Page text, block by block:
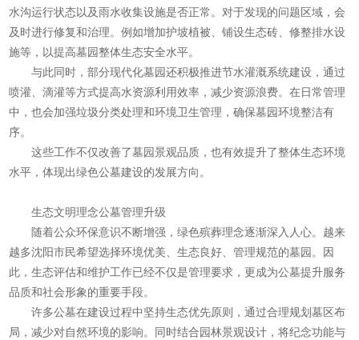
水沟运行状态以及雨水收集设施是否正常。对于发现的问题区域，会
及时进行修复和治理。例如增加护坡植被、铺设生态砖、修整排水设
施等，以提高墓园整体生态安全水平。
与此同时，部分现代化墓园还积极推进节水灌溉系统建设，通过
喷灌、滴灌等方式提高水资源利用效率，减少资源浪费。在日常管理
中，也会加强垃圾分类处理和环境卫生管理，确保墓园环境整洁有
序。
这些工作不仅改善了墓园景观品质，也有效提升了整体生态环境
水平，体现出绿色公墓建设的发展方向。
生态文明理念公墓管理升级
随着公众环保意识不断增强，绿色殡葬理念逐渐深入人心。越来
越多沈阳市民希望选择环境优美、生态良好、管理规范的墓园。因
此，生态评估和维护工作已经不仅是管理要求，更成为公墓提升服务
品质和社会形象的重要手段。
许多公墓在建设过程中坚持生态优先原则，通过合理规划墓区布
局，减少对自然环境的影响。同时结合园林景观设计，将纪念功能与